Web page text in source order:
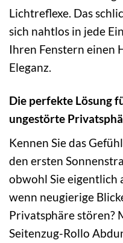
Lichtreflexe. Das
sich nahtlos in jede
Ihren Fenstern einen
Eleganz.
Die perfekte Lösung
ungestörte
Kennen Sie das
den ersten
obwohl Sie eigentlich
wenn neugierige
Privatsphäre stören?
Seitenzug-Rollo